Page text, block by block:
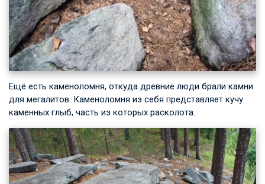
Ещё есть каменоломня, откуда древние люди брали камни
для мегалитов. Каменоломня из себя представляет кучу
каменных глыб, часть из которых расколота.